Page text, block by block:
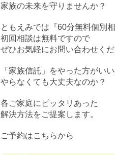
家族の未来を守りませんか？
ともえみでは『60分無料個別
初回相談は無料ですので
ぜひお気軽にお問い合わせくだ
「家族信託」をやった方がい
やらなくても大丈夫なのか？
各ご家庭にピッタリあった
解決方法をご提案します。
ご予約はこちらから